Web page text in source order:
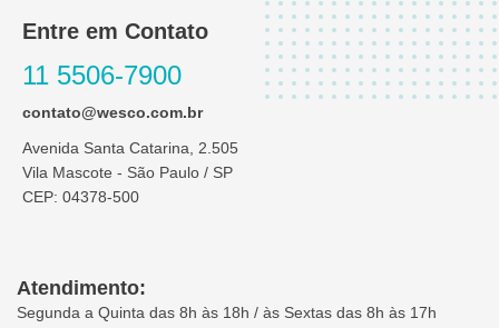
Entre em Contato
11 5506-7900
contato@wesco.com.br
Avenida Santa Catarina, 2.505
Vila Mascote - São Paulo / SP
CEP: 04378-500
Atendimento:
Segunda a Quinta das 8h às 18h / às Sextas das 8h às 17h